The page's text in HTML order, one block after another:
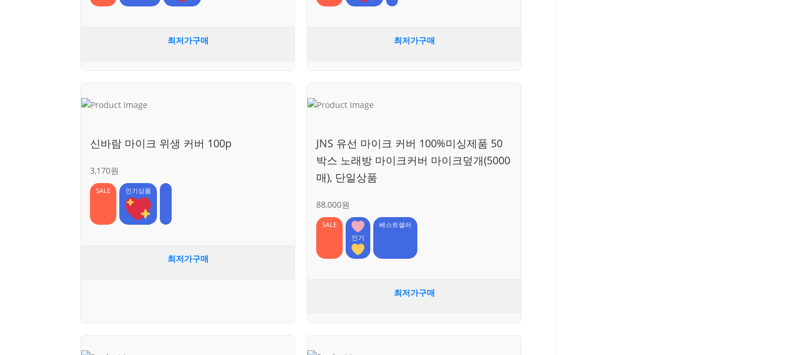
최저가구매 최저가구매
신바람 마이크 위생 커버 100p
3,170원
SALE 인기상품
최저가구매
JNS 유선 마이크 커버 100%미싱제품 50
박스 노래방 마이크커버 마이크덮개(5000
매), 단일상품
88,000원
SALE
인기
베스트셀러
최저가구매